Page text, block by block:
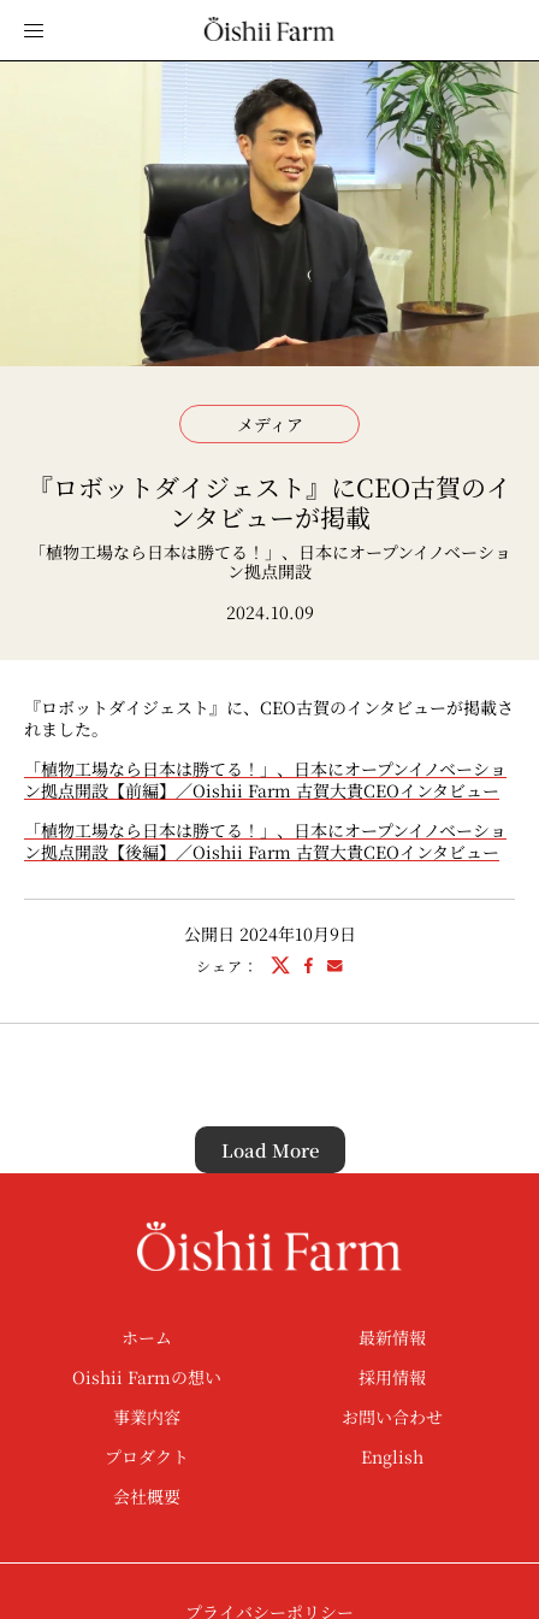
メディア
『ロボットダイジェスト』にCEO古賀のイ
ンタビューが掲載
「植物工場なら日本は勝てる！」、日本にオープンイノベーショ
ン拠点開設
2024.10.09
『ロボットダイジェスト』に、CEO古賀のインタビューが掲載さ
れました。
「植物工場なら日本は勝てる！」、日本にオープンイノベーショ
ン拠点開設【前編】／Oishii Farm 古賀大貴CEOインタビュー
「植物工場なら日本は勝てる！」、日本にオープンイノベーショ
ン拠点開設【後編】／Oishii Farm 古賀大貴CEOインタビュー
公開日 2024年10月9日
シェア：
Load More
ホーム
Oishii Farmの想い
事業内容
プロダクト
会社概要
最新情報
採用情報
お問い合わせ
English
プライバシーポリシー